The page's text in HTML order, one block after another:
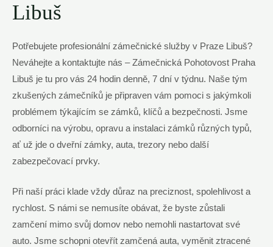
Libuš
Potřebujete profesionální zámečnické‌ služby v Praze⁣ Libuš?
Neváhejte a kontaktujte nás – Zámečnická Pohotovost Praha
Libuš je tu pro⁣ vás 24 hodin denně, 7 dní⁣ v týdnu.​ Naše tým
zkušených zámečníků je​ připraven ⁤vám pomoci s⁤ jakýmkoli
problémem⁣ týkajícím se zámků, klíčů a bezpečnosti. Jsme
odborníci na⁢ výrobu, opravu a instalaci zámků⁣ různých typů,
ať už jde⁢ o dveřní ⁢zámky, auta,‌ trezory nebo další
zabezpečovací prvky.
Při ‌naší práci klade‌ vždy důraz na preciznost, ​spolehlivost a
rychlost. S námi ‌se ⁣nemusíte⁤ obávat, že byste zůstali
zamčení mimo svůj ⁢domov nebo nemohli‌ nastartovat své
auto. Jsme schopni otevřít zamčená⁣ auta, vyměnit ztracené